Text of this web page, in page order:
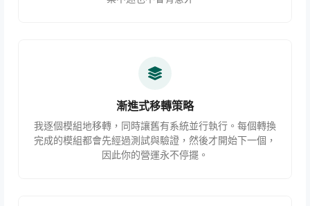
漸進式移轉策略
我逐個模組地移轉，同時讓舊有系統並行執行。每個轉換
完成的模組都會先經過測試與驗證，然後才開始下一個，
因此你的營運永不停擺。